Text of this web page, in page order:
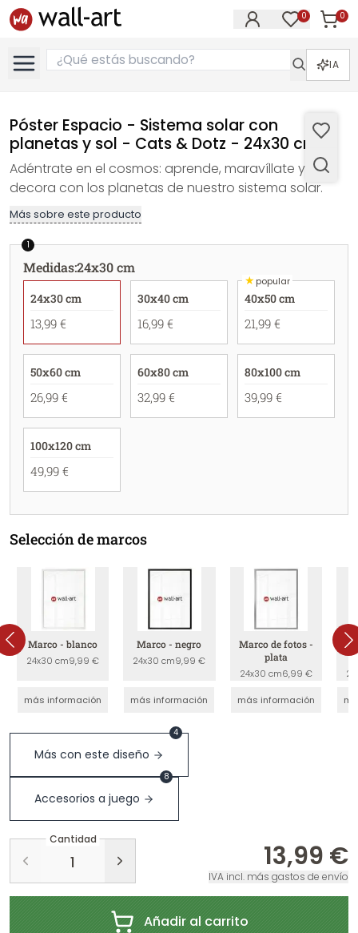
0 0
IA
Póster Espacio - Sistema solar con
planetas y sol - Cats & Dotz - 24x30 cm
Adéntrate en el cosmos: aprende, maravíllate y
decora con los planetas de nuestro sistema solar.
Más sobre este producto
1
Medidas:24x30 cm
24x30 cm
13,99 €
30x40 cm
16,99 €
★popular
40x50 cm
21,99 €
50x60 cm
26,99 €
60x80 cm
32,99 €
80x100 cm
39,99 €
100x120 cm
49,99 €
Selección de marcos
Marco - blanco
24x30 cm9,99 €
más información
Marco - negro
24x30 cm9,99 €
más información
Marco de fotos -
plata
24x30 cm6,99 €
más información
Más con este diseño
4
Accesorios a juego
8
Cantidad
13,99 €
IVA incl. más gastos de envío
Añadir al carrito